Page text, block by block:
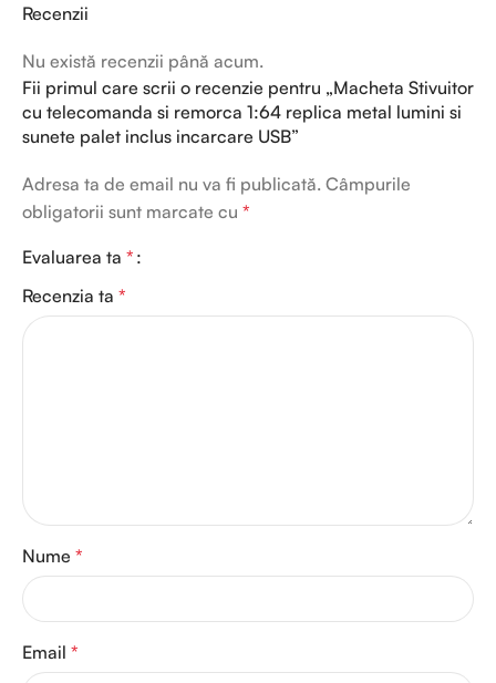
Recenzii
Nu există recenzii până acum.
Fii primul care scrii o recenzie pentru „Macheta Stivuitor
cu telecomanda si remorca 1:64 replica metal lumini si
sunete palet inclus incarcare USB”
Adresa ta de email nu va fi publicată. Câmpurile
obligatorii sunt marcate cu *
Evaluarea ta *
Recenzia ta *
Nume *
Email *